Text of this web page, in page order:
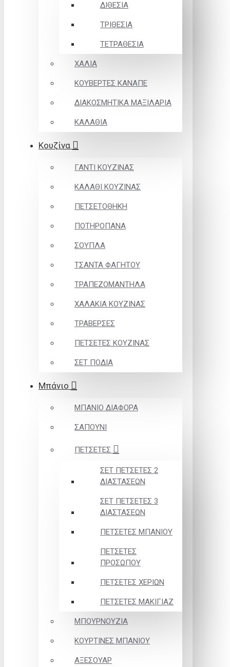
ΔΙΘΕΣΙΑ
ΤΡΙΘΕΣΙΑ
ΤΕΤΡΑΘΕΣΙΑ
ΧΑΛΙΑ
ΚΟΥΒΕΡΤΕΣ ΚΑΝΑΠΕ
ΔΙΑΚΟΣΜΗΤΙΚΑ ΜΑΞΙΛΑΡΙΑ
ΚΑΛΑΘΙΑ
Κουζίνα
ΓΑΝΤΙ ΚΟΥΖΙΝΑΣ
ΚΑΛΑΘΙ ΚΟΥΖΙΝΑΣ
ΠΕΤΣΕΤΟΘΗΚΗ
ΠΟΤΗΡΟΠΑΝΑ
ΣΟΥΠΛΑ
ΤΣΑΝΤΑ ΦΑΓΗΤΟΥ
ΤΡΑΠΕΖΟΜΑΝΤΗΛΑ
ΧΑΛΑΚΙΑ ΚΟΥΖΙΝΑΣ
ΤΡΑΒΕΡΣΕΣ
ΠΕΤΣΕΤΕΣ ΚΟΥΖΙΝΑΣ
ΣΕΤ ΠΟΔΙΑ
Μπάνιο
ΜΠΑΝΙΟ ΔΙΑΦΟΡΑ
ΣΑΠΟΥΝΙ
ΠΕΤΣΕΤΕΣ
ΣΕΤ ΠΕΤΣΕΤΕΣ 2
ΔΙΑΣΤΑΣΕΩΝ
ΣΕΤ ΠΕΤΣΕΤΕΣ 3
ΔΙΑΣΤΑΣΕΩΝ
ΠΕΤΣΕΤΕΣ ΜΠΑΝΙΟΥ
ΠΕΤΣΕΤΕΣ
ΠΡΟΣΩΠΟΥ
ΠΕΤΣΕΤΕΣ ΧΕΡΙΩΝ
ΠΕΤΣΕΤΕΣ ΜΑΚΙΓΙΑΖ
ΜΠΟΥΡΝΟΥΖΙΑ
ΚΟΥΡΤΙΝΕΣ ΜΠΑΝΙΟΥ
ΑΞΕΣΟΥΑΡ